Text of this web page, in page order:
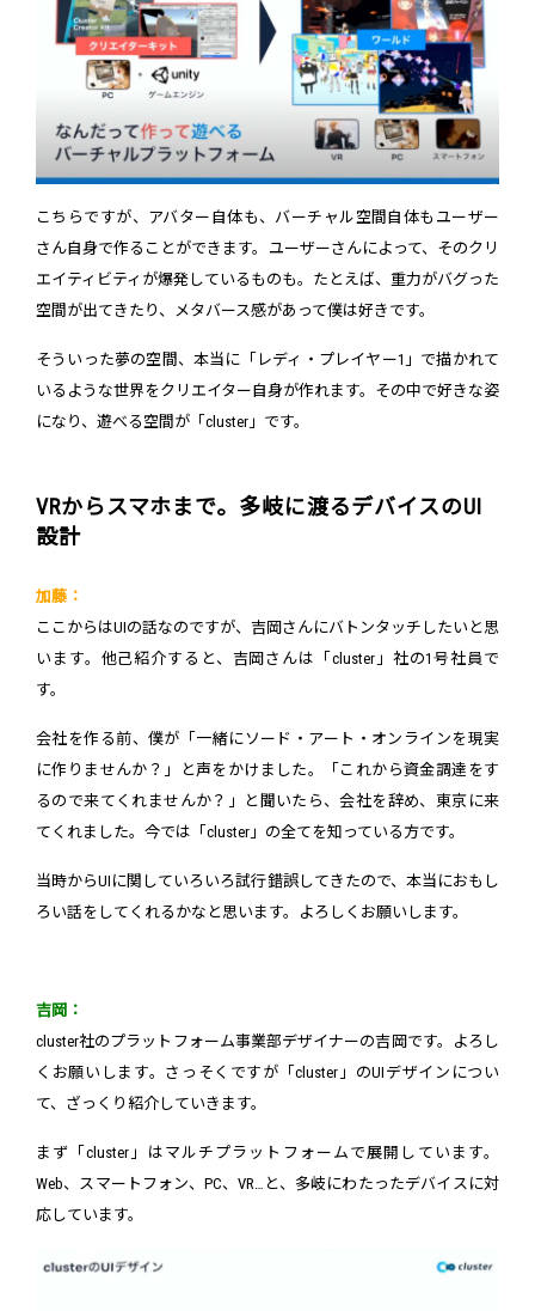
こちらですが、アバター自体も、バーチャル空間自体もユーザー
さん自身で作ることができます。ユーザーさんによって、そのクリ
エイティビティが爆発しているものも。たとえば、重力がバグった
空間が出てきたり、メタバース感があって僕は好きです。
そういった夢の空間、本当に「レディ・プレイヤー1」で描かれて
いるような世界をクリエイター自身が作れます。その中で好きな姿
になり、遊べる空間が「cluster」です。
VRからスマホまで。多岐に渡るデバイスのUI
設計
加藤：
ここからはUIの話なのですが、吉岡さんにバトンタッチしたいと思
います。他己紹介すると、吉岡さんは「cluster」社の1号社員で
す。
会社を作る前、僕が「一緒にソード・アート・オンラインを現実
に作りませんか？」と声をかけました。「これから資金調達をす
るので来てくれませんか？」と聞いたら、会社を辞め、東京に来
てくれました。今では「cluster」の全てを知っている方です。
当時からUIに関していろいろ試行錯誤してきたので、本当におもし
ろい話をしてくれるかなと思います。よろしくお願いします。
吉岡：
cluster社のプラットフォーム事業部デザイナーの吉岡です。よろし
くお願いします。さっそくですが「cluster」のUIデザインについ
て、ざっくり紹介していきます。
まず「cluster」はマルチプラットフォームで展開しています。
Web、スマートフォン、PC、VR…と、多岐にわたったデバイスに対
応しています。